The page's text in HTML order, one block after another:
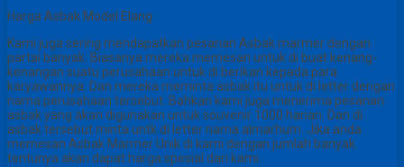
Harga Asbak Model Elang
Kami juga sering mendapatkan pesanan Asbak marmer dengan
partai banyak. Biasanya mereka memesan untuk di buat kenang-
kenangan suatu perusahaan untuk di berikan kepada para
karyawannya. Dan mereka meminta asbak itu untuk di letter dengan
nama perusahaan tersebut. Bahkan kami juga menerima pesanan
asbak yang akan digunakan untuk souvenir 1000 harian. Dan di
asbak tersebut minta untk di letter nama almarhum. Jika anda
memesan Asbak Marmer Unik di kami dengan jumlah banyak
tentunya akan dapat harga spesial dari kami.